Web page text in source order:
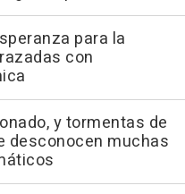
para la
con
y tormentas de
desconocen muchas